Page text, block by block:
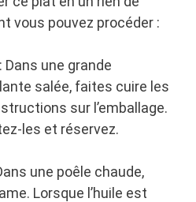
vous pouvez procéder :
: Dans une grande
salée, faites cuire les
sur l’emballage.
les et réservez.
une poêle chaude,
Lorsque l’huile est